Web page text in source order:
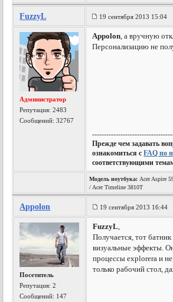
FuzzyL 19 сентября 2013 15:04
Администратор
Репутация:2483
Сообщений: 32767
Appolon, а вручную
Персонализацию не
Прежде чем задавать
ознакомиться сFAQ по
соответствующими
Модель ноутбука: Acer Aspire
/ Acer Timeline 3810T
Appolon 19 сентября 2013 16:44
Посетитель
Репутация:2
Сообщений: 147
FuzzyL,
Получается, тот
визуальные эффекты.
процессы explorera и не
только рабочий стол,